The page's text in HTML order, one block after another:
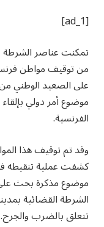
[ad_1]
تمكنت عناصر الشرطة
على الصعيد الوطني
موضوع أمر دولي
الفرنسية.
وقد تم توقيف هذا
كشفت عملية تنقيطه
موضوع مذكرة بحث
الشرطة القضائية
تتعلق بالضرب والجرح.